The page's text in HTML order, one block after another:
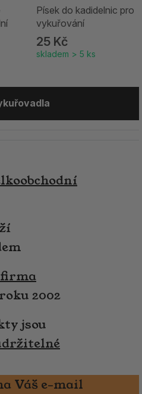
Písek do kadidelnic pro
vykuřování
25 Kč
skladem > 5 ks
firma
2002
jsou
Váš e-mail